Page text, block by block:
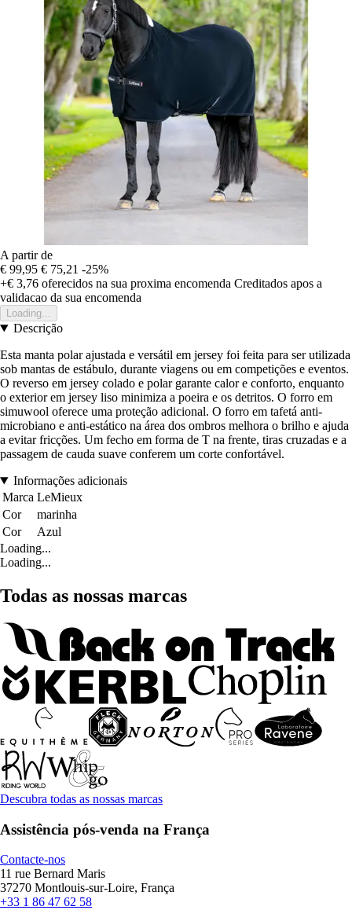
A partir de
€ 99,95 € 75,21 -25%
+€ 3,76 oferecidos na sua proxima encomenda Creditados apos a
validacao da sua encomenda
Loading...
Descrição
Esta manta polar ajustada e versátil em jersey foi feita para ser utilizada
sob mantas de estábulo, durante viagens ou em competições e eventos.
O reverso em jersey colado e polar garante calor e conforto, enquanto
o exterior em jersey liso minimiza a poeira e os detritos. O forro em
simuwool oferece uma proteção adicional. O forro em tafetá anti-
microbiano e anti-estático na área dos ombros melhora o brilho e ajuda
a evitar fricções. Um fecho em forma de T na frente, tiras cruzadas e a
passagem de cauda suave conferem um corte confortável.
Informações adicionais
Marca LeMieux
Cor
marinha
Cor
Azul
Loading...
Loading...
Todas as nossas marcas
Descubra todas as nossas marcas
Assistência pós-venda na França
Contacte-nos
11 rue Bernard Maris
37270 Montlouis-sur-Loire, França
+33 1 86 47 62 58